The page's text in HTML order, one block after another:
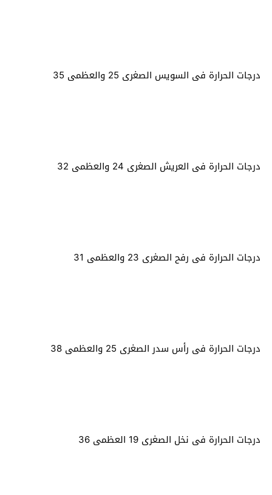
درجات الحرارة فى السويس الصغرى 25 والعظمى 35
درجات الحرارة فى العريش الصغرى 24 والعظمى 32
درجات الحرارة فى رفح الصغرى 23 والعظمى 31
درجات الحرارة فى رأس سدر الصغرى 25 والعظمى 38
درجات الحرارة فى نخل الصغرى 19 العظمى 36